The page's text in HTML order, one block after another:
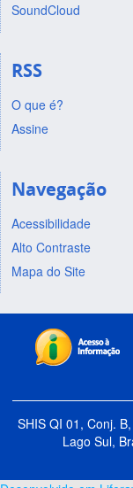
SoundCloud
RSS
O que é?
Assine
Navegação
Acessibilidade
Alto Contraste
Mapa do Site
SHIS QI 01, Conj.
Lago Sul,